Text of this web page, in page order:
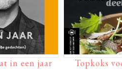
in een jaar Topkoks